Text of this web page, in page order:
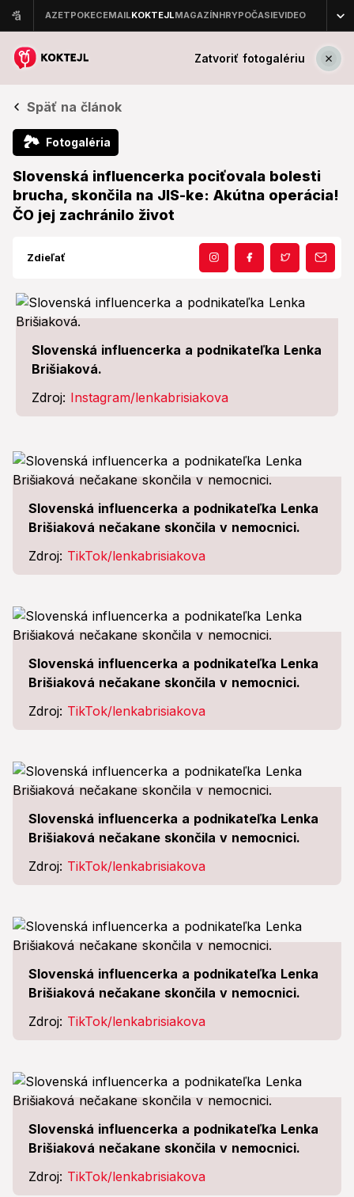
Zatvoriť fotogalériu
Späť na článok
🏞 Fotogaléria
Slovenská influencerka pociťovala bolesti
brucha, skončila na JIS-ke: Akútna operácia!
ČO jej zachránilo život
Zdieľať
Slovenská influencerka a podnikateľka Lenka
Brišiaková.
Zdroj: Instagram/lenkabrisiakova
Slovenská influencerka a podnikateľka Lenka
Brišiaková nečakane skončila v nemocnici.
Zdroj: TikTok/lenkabrisiakova
Slovenská influencerka a podnikateľka Lenka
Brišiaková nečakane skončila v nemocnici.
Zdroj: TikTok/lenkabrisiakova
Slovenská influencerka a podnikateľka Lenka
Brišiaková nečakane skončila v nemocnici.
Zdroj: TikTok/lenkabrisiakova
Slovenská influencerka a podnikateľka Lenka
Brišiaková nečakane skončila v nemocnici.
Zdroj: TikTok/lenkabrisiakova
Slovenská influencerka a podnikateľka Lenka
Brišiaková nečakane skončila v nemocnici.
Zdroj: TikTok/lenkabrisiakova